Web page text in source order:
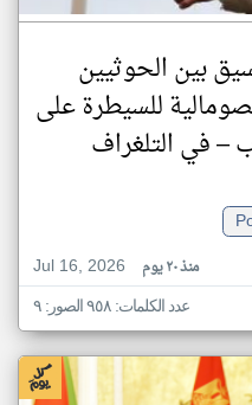
بين الحوثيين
للسيطرة على
– في التلغراف
Jul 16, 2026
منذ ٢٠ يوم
عدد الكلمات: ٩٥٨ الصور: ٩